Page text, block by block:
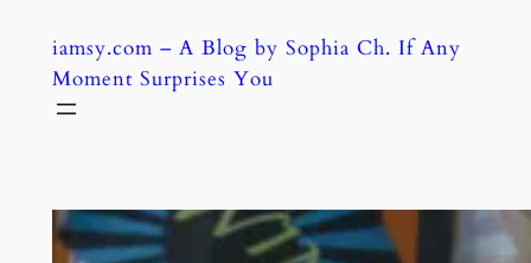
content
iamsy.com – A Blog by Sophia Ch. If Any
Moment Surprises You